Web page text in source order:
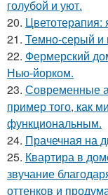
голубой и уют.
20. Цветотерапия:
21. Темно-серый и
22. Фермерский
Нью-йорком.
23. Современные
пример того, как
функциональным.
24. Прачечная на
25. Квартира в
звучание
оттенков и